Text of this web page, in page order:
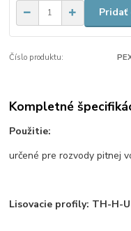
Pridať
Číslo produktu:
Kompletné
Použitie:
určené pre rozvody pitnej
Lisovacie profily: TH-H-U